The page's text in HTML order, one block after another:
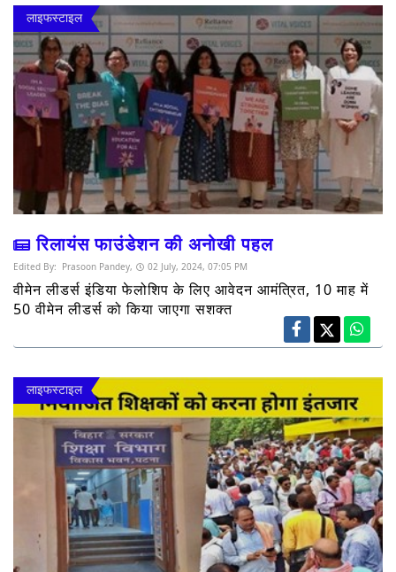
लाइफस्टाइल
रिलायंस फाउंडेशन की अनोखी पहल
Edited By: Prasoon Pandey, 02 July, 2024, 07:05 PM
वीमेन लीडर्स इंडिया फेलोशिप के लिए आवेदन आमंत्रित, 10 माह में
50 वीमेन लीडर्स को किया जाएगा सशक्त
लाइफस्टाइल